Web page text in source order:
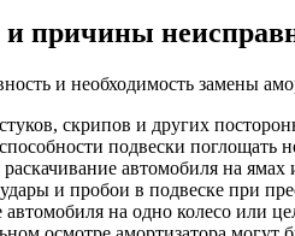
причины
и необходимость замены
скрипов и других
подвески поглощать
автомобиля на ямах
и пробои в подвеске при
на одно колесо или